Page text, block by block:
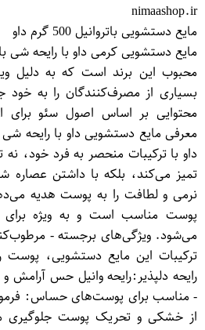
nimaashop.ir
مایع دستشویی باتروانیل 500 گرم داو
مایع دستشویی کرمی داو با رایحه شی
محبوب این برند است که به دلیل
بسیاری از مصرف‌کنندگان را به
محتوایی بر اساس اصول سئو برای
معرفی مایع دستشویی داو با رایحه
داو با ترکیبات منحصر به فرد خود،
تمیز می‌کند، بلکه با داشتن عصاره
نرمی و لطافت را به پوست هدیه
پوست مناسب است و به ویژه
می‌شود. ویژگی‌های برجسته -
ترکیبات این مایع دستشویی،
رایحه دلپذیر:رایحه وانیل حس آرامش
- مناسب برای پوست‌های حساس: